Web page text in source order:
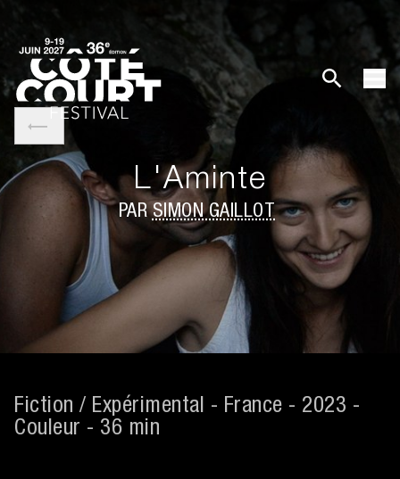
L'Aminte
PAR SIMON GAILLOT
Fiction / Expérimental - France - 2023 -
Couleur - 36 min